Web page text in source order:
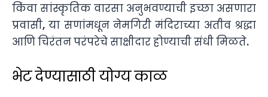
किंवा सांस्कृतिक वारसा अनुभवण्याची इच्छा असणारा
प्रवासी, या सणांमधून नेमगिरी मंदिराच्या अतीव श्रद्धा
आणि चिरंतन परंपरेचे साक्षीदार होण्याची संधी मिळते.
भेट देण्यासाठी योग्य काळ